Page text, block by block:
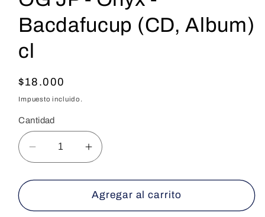
Bacdafucup (CD, Album)
cl
Precio
habitual
$18.000
Impuesto incluido.
Cantidad
Reducir
cantidad
para
JP
Aumentar
cantidad
para
OG
JP
Agregar al carrito